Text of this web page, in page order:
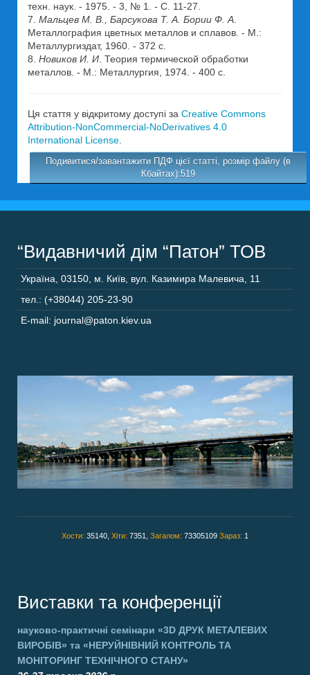
техн. наук. - 1975. - 3, № 1. - С. 11-27.
7. Мальцев М. В., Барсукова Т. А. Бории Ф. А
Металлография цветных металлов и сплавов. - М.:
Металлургиздат, 1960. - 372 с.
8. Новиков И. И . Теория термической обработки
металлов. - М.: Металлургия, 1974. - 400 с.
Ця стаття у відкритому доступі за Creative Commons
Attribution-NonCommercial-NoDerivatives 4.0
International License
Подивитися/завантажити ПДФ цієї статті, розмір файлу (в
Кбайтах):519
“Видавничий дім “Патон” ТОВ
Україна 03150 м. Київ, вул. Казимира Малевича, 11
тел.: (+38044) 205-23-90
E-mail: journal@paton.kiev.ua
Хости: 35140, Хіти: 7351, Загалом: 73305109 Зараз: 1
Виставки та конференції
науково-практичні семінари «3D ДРУК МЕТАЛЕВИХ
ВИРОБІВ» та «НЕРУЙНІВНИЙ КОНТРОЛЬ ТА
МОНІТОРИНГ ТЕХНІЧНОГО СТАНУ»